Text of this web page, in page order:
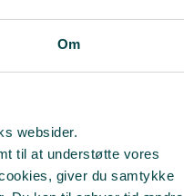
Om
websider.
til at understøtte vores
giver du samtykke